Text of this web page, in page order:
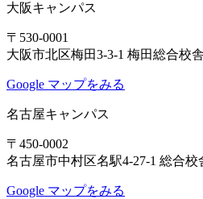
大阪キャンパス
〒530-0001
大阪市北区梅田3-3-1 梅田総合校舎
Google マップをみる
名古屋キャンパス
〒450-0002
名古屋市中村区名駅4-27-1 総合
Google マップをみる